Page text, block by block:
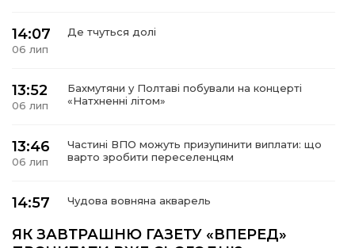
14:07
06 лип
Де тчуться долі
13:52
06 лип
Бахмутяни у Полтаві побували на концерті
«Натхненні літом»
13:46
06 лип
Частині ВПО можуть призупинити виплати: що
варто зробити переселенцям
14:57 Чудова вовняна акварель
ЯК ЗАВТРАШНЮ ГАЗЕТУ «ВПЕРЕД»